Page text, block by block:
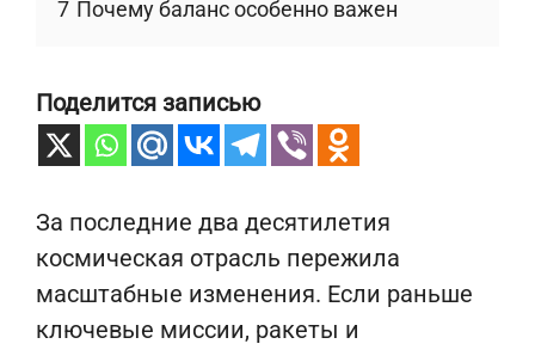
7 Почему баланс особенно важен
Поделится записью
За последние два десятилетия
космическая отрасль пережила
масштабные изменения. Если раньше
ключевые миссии, ракеты и